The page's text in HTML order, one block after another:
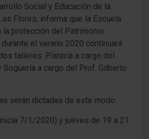
Social y Educación de la
Flores, informa que la Escuela
la protección del Patrimonio
el verano 2020 continuará
talleres: Platería a cargo del
Soguería a cargo del Prof. Gilberto
serán dictadas de este modo:
7/1/2020) y jueves de 19 a 21